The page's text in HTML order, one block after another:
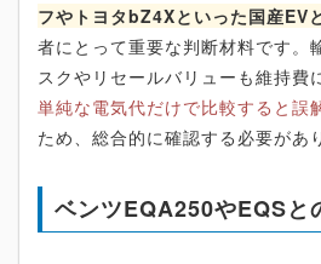
フやトヨタbZ4Xといった国産EV
者にとって重要な判断材料です。
スクやリセールバリューも維持費
単純な電気代だけで比較すると誤
ため、総合的に確認する必要があ
ベンツEQA250やEQSと